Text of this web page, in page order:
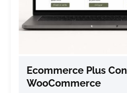
Ecommerce Plus Con
WooCommerce